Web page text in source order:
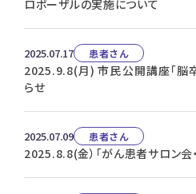
ロポーザルの実施について
2025.07.17 患者さん
2025.9.8(月) 市民公開講座「脳
らせ
2025.07.09 患者さん
2025.8.8(金）「がん患者サロン会